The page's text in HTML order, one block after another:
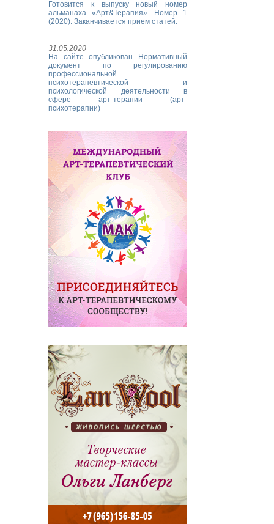
Готовится к выпуску новый номер
альманаха «Арт&Терапия». Номер 1
(2020). Заканчивается прием статей.
31.05.2020
На сайте опубликован Нормативный
документ по регулированию
профессиональной
психотерапевтической и
психологической деятельности в
сфере арт-терапии (арт-
психотерапии)